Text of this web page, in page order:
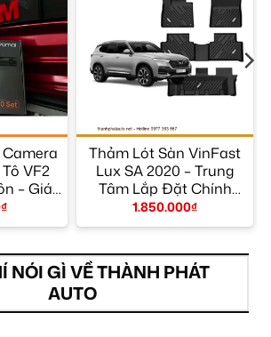
VF2
– Giá
₫
Thảm Lót Sàn VinFast
Lux SA 2020 – Trung
Tâm Lắp Đặt Chính
Hãng TPHCM
1.850.000₫
NÓI GÌ VỀ THÀNH PHÁT
AUTO